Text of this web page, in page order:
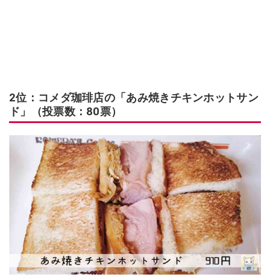
2位：コメダ珈琲店の「あみ焼きチキンホットサン
ド」（投票数：80票）